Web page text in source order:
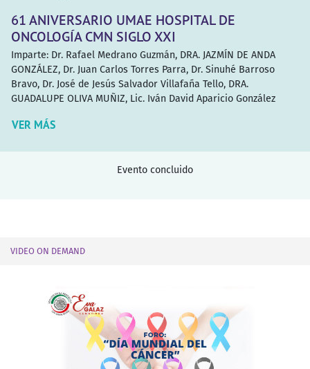
61 ANIVERSARIO UMAE HOSPITAL DE
ONCOLOGÍA CMN SIGLO XXI
Imparte: Dr. Rafael Medrano Guzmán, DRA. JAZMÍN DE ANDA
GONZÁLEZ, Dr. Juan Carlos Torres Parra, Dr. Sinuhé Barroso
Bravo, Dr. José de Jesús Salvador Villafaña Tello, DRA.
GUADALUPE OLIVA MUÑIZ, Lic. Iván David Aparicio González
VER MÁS
Evento concluido
VIDEO ON DEMAND